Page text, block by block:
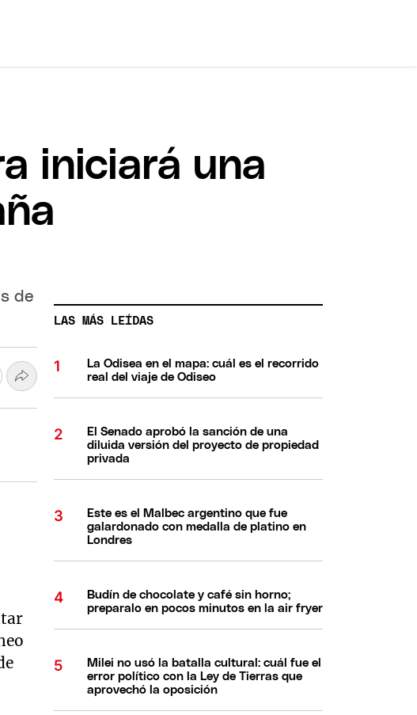
iniciará una
de
LAS MÁS LEÍDAS
La Odisea en el mapa: cuál es el recorrido
real del viaje de Odiseo
El Senado aprobó la sanción de una
diluida versión del proyecto de propiedad
privada
Este es el Malbec argentino que fue
galardonado con medalla de platino en
Londres
Budín de chocolate y café sin horno;
preparalo en pocos minutos en la air fryer
Milei no usó la batalla cultural: cuál fue el
error político con la Ley de Tierras que
aprovechó la oposición